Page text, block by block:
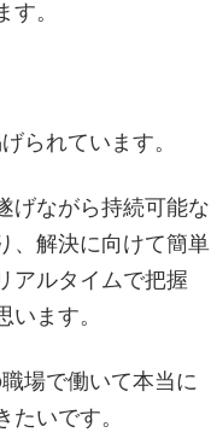
。
られています。
げながら持続可能な
、解決に向けて簡単
アルタイムで把握
ます。
場で働いて本当に
いです。